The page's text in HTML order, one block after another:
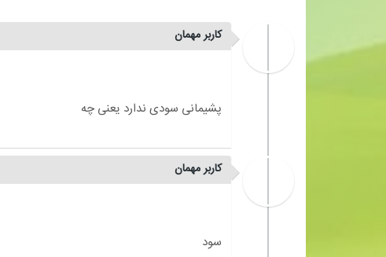
کاربر مهمان
کاربر مهمان